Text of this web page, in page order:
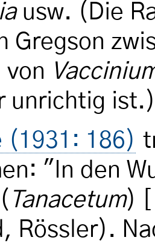
usw. (Die
Gregson
von
unrichtig
(1931: 186)
"In den
Tanacetum) [
Rössler).